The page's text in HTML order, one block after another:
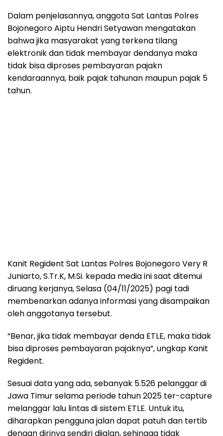
Dalam penjelasannya, anggota Sat Lantas Polres
Bojonegoro Aiptu Hendri Setyawan mengatakan
bahwa jika masyarakat yang terkena tilang
elektronik dan tidak membayar dendanya maka
tidak bisa diproses pembayaran pajakn
kendaraannya, baik pajak tahunan maupun pajak 5
tahun.
Kanit Regident Sat Lantas Polres Bojonegoro Very R
Juniarto, S.Tr.K, M.Si. kepada media ini saat ditemui
diruang kerjanya, Selasa (04/11/2025) pagi tadi
membenarkan adanya informasi yang disampaikan
oleh anggotanya tersebut.
“Benar, jika tidak membayar denda ETLE, maka tidak
bisa diproses pembayaran pajaknya”, ungkap Kanit
Regident.
Sesuai data yang ada, sebanyak 5.526 pelanggar di
Jawa Timur selama periode tahun 2025 ter-capture
melanggar lalu lintas di sistem ETLE. Untuk itu,
diharapkan pengguna jalan dapat patuh dan tertib
dengan dirinya sendiri dijalan, sehingga tidak